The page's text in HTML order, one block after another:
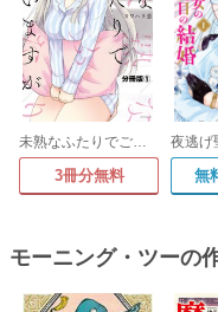
未熟なふたりでございますが 分冊版
3冊分無料 無
モーニング・ツーの